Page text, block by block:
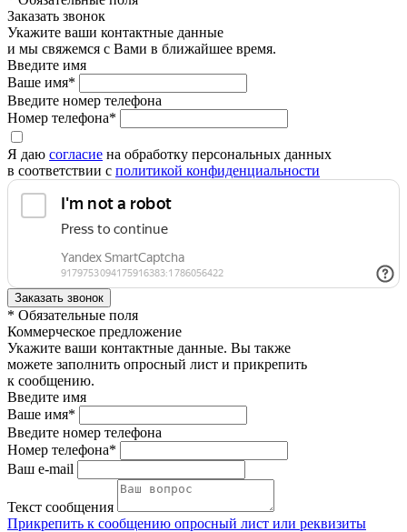
Заказать звонок
Укажите ваши контактные данные
и мы свяжемся с Вами в ближайшее время.
Введите имя
Ваше имя*
Введите номер телефона
Номер телефона*
Я даю согласие на обработку персональных данных
в соответствии с политикой конфиденциальности
* Обязательные поля
Коммерческое предложение
Укажите ваши контактные данные. Вы также
можете заполнить опросный лист и прикрепить
к сообщению.
Введите имя
Ваше имя*
Введите номер телефона
Номер телефона*
Ваш e-mail
Текст сообщения
Прикрепить к сообщению опросный лист или реквизиты